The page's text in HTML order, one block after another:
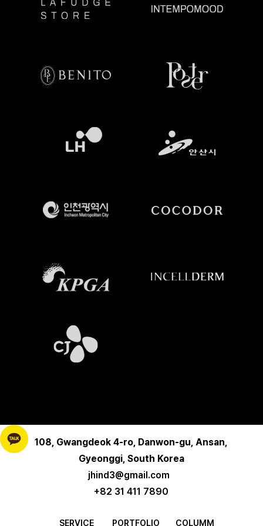
108, Gwangdeok 4-ro, Danwon-gu, Ansan,
Gyeonggi, South Korea
jhind3@gmail.com
+82 31 411 7890
SERVICE PORTFOLIO COLUMM